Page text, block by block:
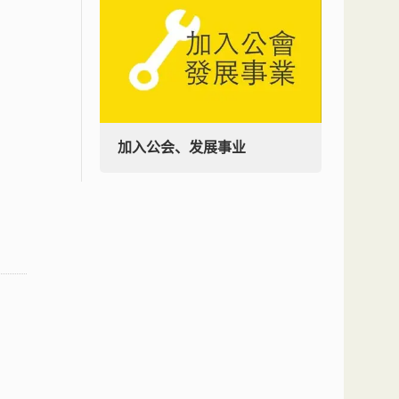
加入公会、发展事业